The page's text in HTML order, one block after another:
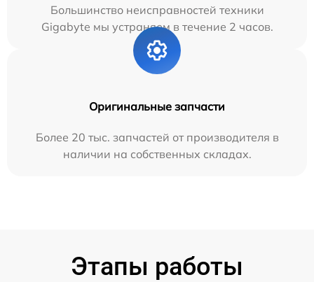
Большинство неисправностей техники
Gigabyte мы устраняем в течение 2 часов.
Оригинальные запчасти
Более 20 тыс. запчастей от производителя в
наличии на собственных складах.
Этапы работы